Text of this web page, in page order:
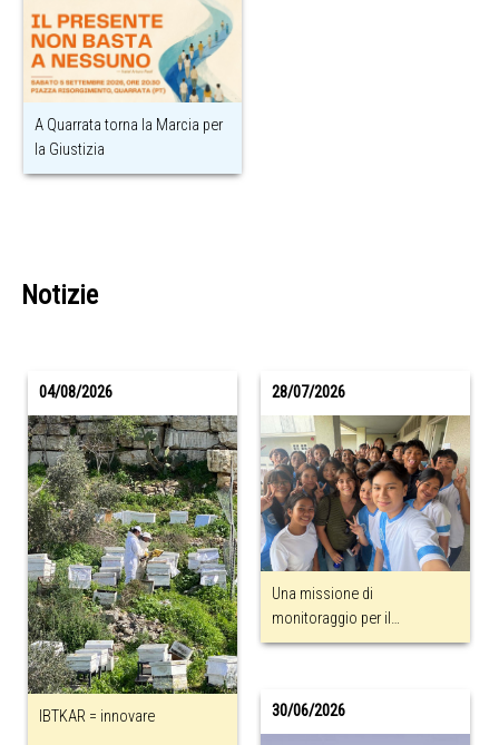
A Quarrata torna la Marcia per
la Giustizia
Notizie
04/08/2026
IBTKAR = innovare
28/07/2026
Una missione di
monitoraggio per il
Programma di Sostegno a
30/06/2026